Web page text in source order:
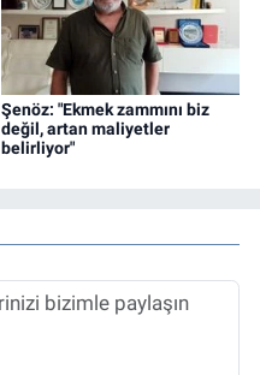
Şenöz: "Ekmek zammını biz
değil, artan maliyetler
belirliyor"